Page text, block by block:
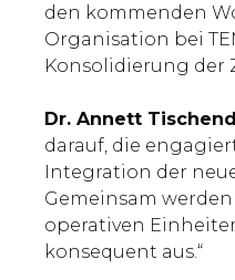
den kommenden
Organisation bei
Konsolidierung der
Dr. Annett
darauf, die
Integration der
Gemeinsam
operativen
konsequent aus.“